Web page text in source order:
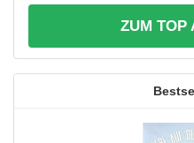
ZUM TOP